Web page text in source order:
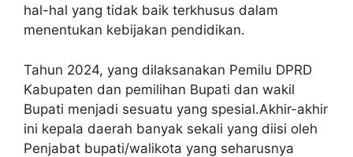
hal-hal yang tidak baik terkhusus dalam
menentukan kebijakan pendidikan.
Tahun 2024, yang dilaksanakan Pemilu DPRD
Kabupaten dan pemilihan Bupati dan wakil
Bupati menjadi sesuatu yang spesial.Akhir-akhir
ini kepala daerah banyak sekali yang diisi oleh
Penjabat bupati/walikota yang seharusnya